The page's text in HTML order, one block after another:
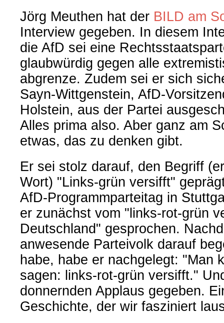
Jörg Meuthen hat der BILD am
Interview gegeben. In diesem
die AfD sei eine
glaubwürdig gegen alle
abgrenze. Zudem sei er sich
Sayn-Wittgenstein, AfD-
Holstein, aus der Partei
Alles prima also. Aber ganz am
etwas, das zu denken gibt.
Er sei stolz darauf, den Begriff
Wort) "Links-grün versifft"
AfD-Programmparteitag in
er zunächst vom "links-rot-grün
Deutschland" gesprochen.
anwesende Parteivolk darauf
habe, habe er nachgelegt: "Man
sagen: links-rot-grün versifft."
donnernden Applaus gegeben.
Geschichte, der wir fasziniert